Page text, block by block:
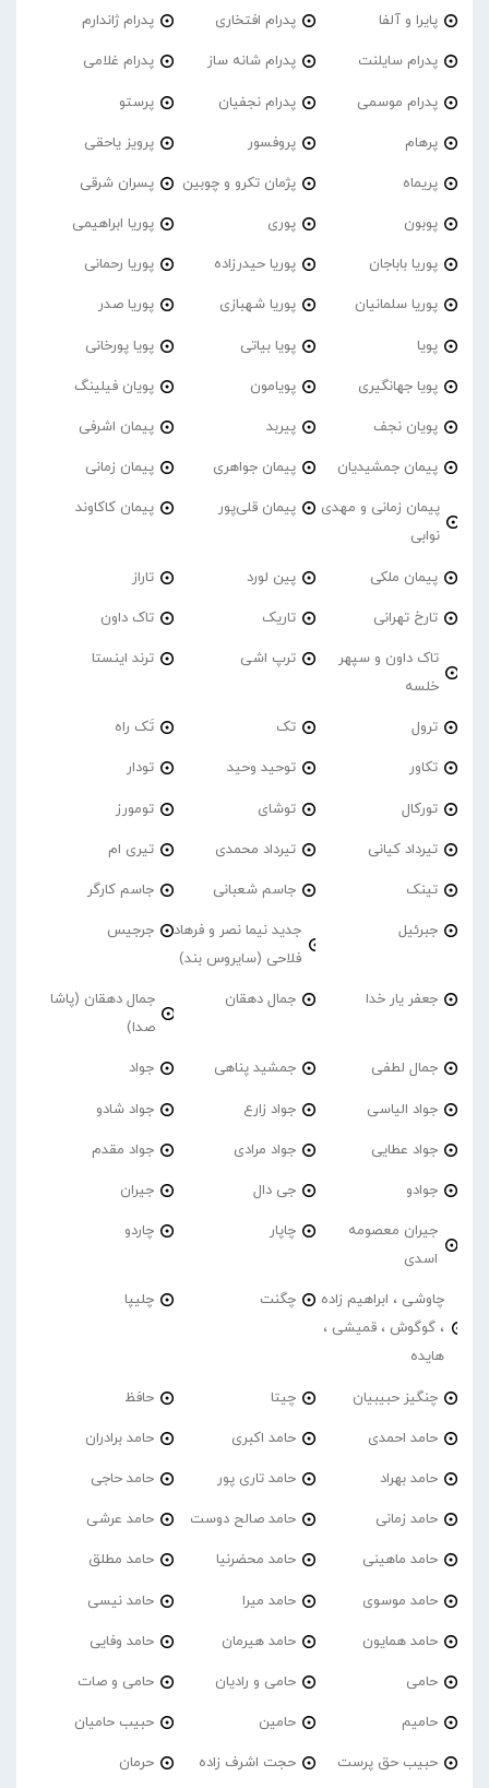
پایرا و آلفا پدرام افتخاری پدرام ژاندارم
پدرام‌ سایلنت پدرام شانه ساز پدرام غلامی
پدرام موسمی پدرام نجفیان پرستو
پرهام پروفسور پرویز یاحقی
پریماه پژمان تکرو و چوبین پسران شرقی
پوبون پوری پوریا ابراهیمی
پوریا باباجان پوریا حیدرزاده پوریا رحمانی
پوریا سلمانیان پوریا شهبازی پوریا صدر
پویا پویا بیاتی پویا پورخانی
پویا جهانگیری پویامون پویان فیلینگ
پویان نجف پیربد پیمان اشرفی
پیمان جمشیدیان پیمان جواهری پیمان زمانی
پیمان زمانی و مهدی
نوابی
پیمان قلی‌پور پیمان کاکاوند
پیمان ملکی پین لورد تاراز
تارخ تهرانی تاریک تاک داون
تاک داون و سپهر
خلسه
ترپ اشی ترند اینستا
ترول تک تَک راه
تکاور توحید وحید تودار
تورکال توشای تومورز
تیرداد کیانی تیرداد محمدی تیری ام
تینک جاسم شعبانی جاسم کارگر
جبرئیل
جدید نیما نصر و فرهاد
فلاحی (سایروس بند)
جرجیس
جعفر یار خدا جمال دهقان
جمال دهقان (پاشا
صدا)
جمال لطفی جمشید پناهی جواد
جواد الیاسی جواد زارع جواد شادو
جواد عطایی جواد مرادی جواد مقدم
جوادو جی دال جیران
جیران معصومه
اسدی
چاپار چاردو
چاوشی ، ابراهیم زاده
، گوگوش ، قمیشی ،
هایده
چگنت چلیپا
چنگیز حبیبیان چیتا حافظ
حامد احمدی حامد اکبری حامد برادران
حامد بهراد حامد تاری پور حامد حاجی
حامد زمانی حامد صالح دوست حامد عرشی
حامد ماهینی حامد محضرنیا حامد مطلق
حامد موسوی حامد میرا حامد نیسی
حامد همایون حامد هیرمان حامد وفایی
حامی حامی و رادیان حامی و صات
حامیم حامین حبیب حامیان
حبیب حق پرست حجت اشرف زاده حرمان